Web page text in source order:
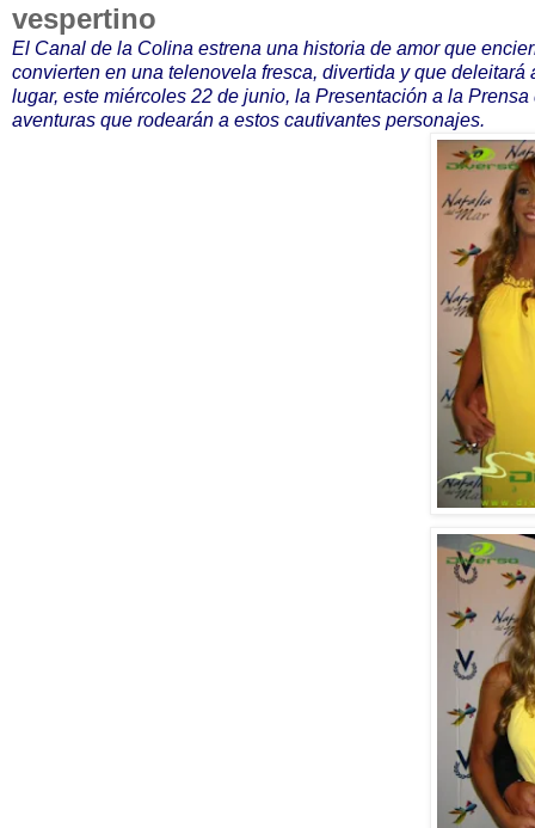
vespertino
El Canal de la Colina estrena una historia de amor que
convierten en una telenovela fresca, divertida y que
lugar, este miércoles 22 de junio, la Presentación a la
aventuras que rodearán a estos cautivantes personajes.